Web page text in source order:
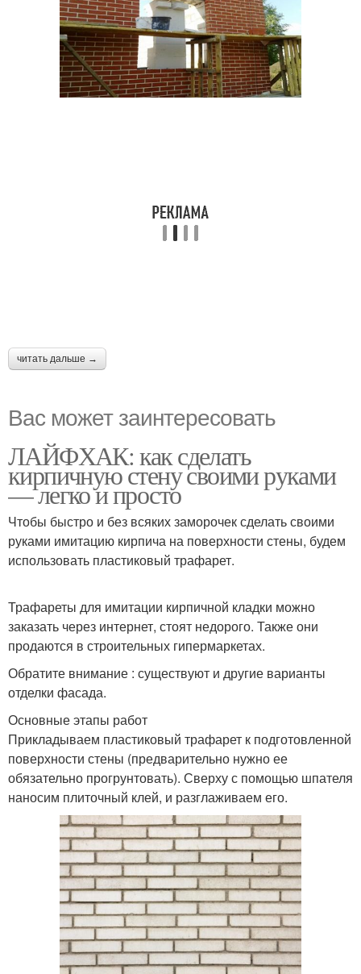
читать дальше →
Вас может заинтересовать
ЛАЙФХАК: как сделать
кирпичную стену своими руками
— легко и просто
Чтобы быстро и без всяких заморочек сделать своими
руками имитацию кирпича на поверхности стены, будем
использовать пластиковый трафарет.
Трафареты для имитации кирпичной кладки можно
заказать через интернет, стоят недорого. Также они
продаются в строительных гипермаркетах.
Обратите внимание : существуют и другие варианты
отделки фасада.
Основные этапы работ
Прикладываем пластиковый трафарет к подготовленной
поверхности стены (предварительно нужно ее
обязательно прогрунтовать). Сверху с помощью шпателя
наносим плиточный клей, и разглаживаем его.